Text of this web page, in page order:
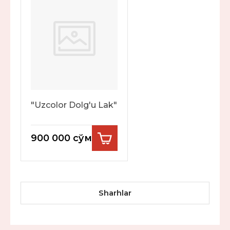
"Uzcolor Dolg'u Lak"
900 000 сўм
Sharhlar